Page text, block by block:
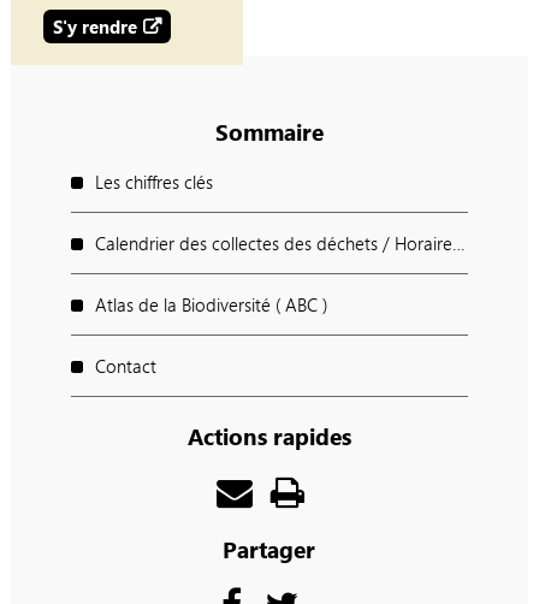
S'y rendre
Sommaire
Les chiffres clés
Calendrier des collectes des déchets / Horaires des déchèteries / Points d'apport Volontaires
Atlas de la Biodiversité ( ABC )
Contact
Actions rapides
Partager